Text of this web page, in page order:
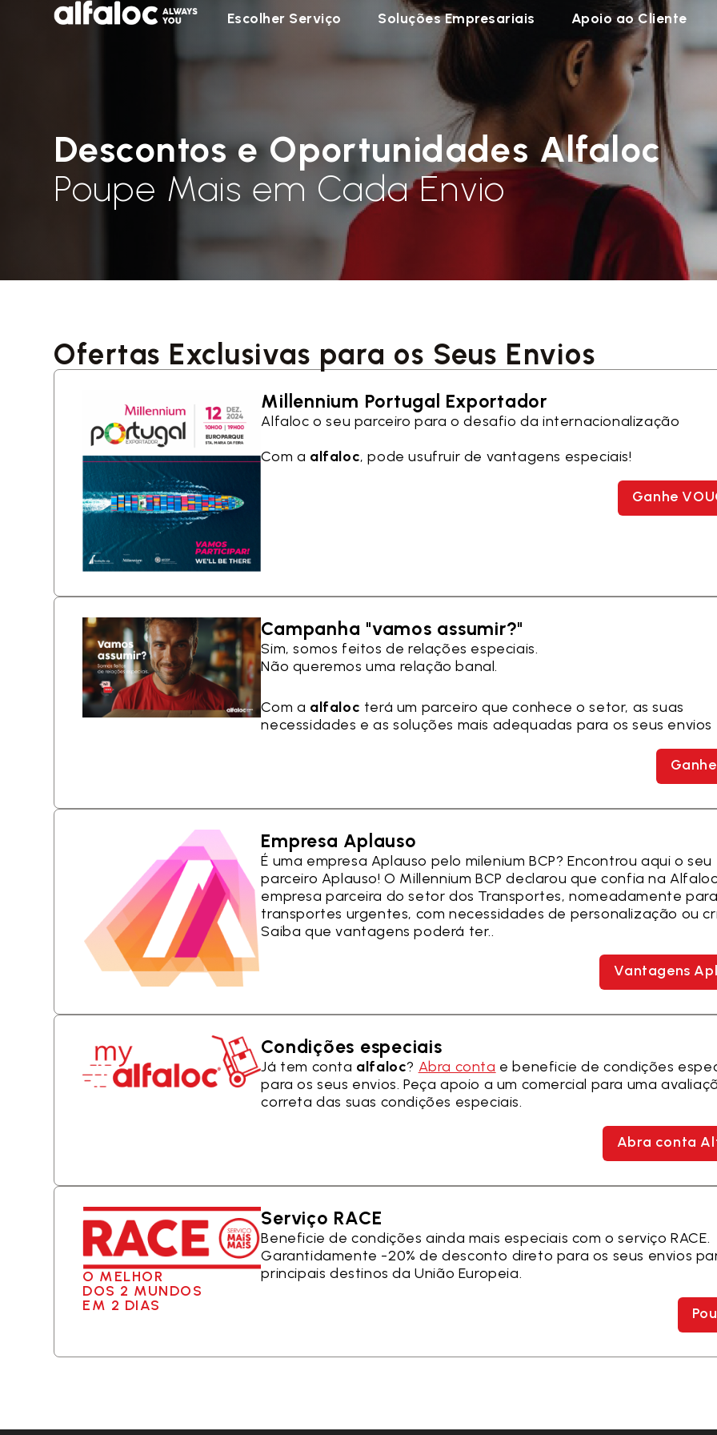
Escolher Serviço Soluções Empresariais Apoio ao Cliente
Descontos e Oportunidades Alfaloc
Poupe Mais em Cada Envio
Ofertas Exclusivas para os Seus Envios
Millennium Portugal Exportador
Alfaloc o seu parceiro para o desafio da internacionalização
Com a alfaloc, pode usufruir de vantagens especiais!
Ganhe
Campanha "vamos assumir?"
Sim, somos feitos de relações especiais.
Não queremos uma relação banal.
Com a alfaloc terá um parceiro que conhece o setor, as suas
necessidades e as soluções mais adequadas para os seus envios
Empresa Aplauso
É uma empresa Aplauso pelo milenium BCP? Encontrou aqui o seu
parceiro Aplauso! O Millennium BCP declarou que confia na
empresa parceira do setor dos Transportes, nomeadamente
transportes urgentes, com necessidades de personalização ou
Saiba que vantagens poderá ter..
Vantagens
Condições especiais
Já tem conta alfaloc? Abra conta e beneficie de condições
para os seus envios. Peça apoio a um comercial para uma
correta das suas condições especiais.
Abra conta
O MELHOR
DOS 2 MUNDOS
EM 2 DIAS
Serviço RACE
Beneficie de condições ainda mais especiais com o serviço RACE.
Garantidamente -20% de desconto direto para os seus envios
principais destinos da União Europeia.